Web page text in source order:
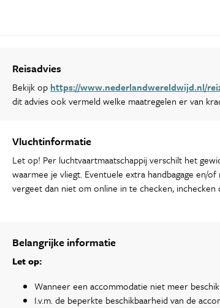
Reisadvies
Bekijk op https://www.nederlandwereldwijd.nl/
dit advies ook vermeld welke maatregelen er van
Vluchtinformatie
Let op! Per luchtvaartmaatschappij verschilt het
waarmee je vliegt. Eventuele extra handbagage en/
vergeet dan niet om online in te checken,
Belangrijke informatie
Let op:
Wanneer een accommodatie niet meer
I.v.m. de beperkte beschikbaarheid van de